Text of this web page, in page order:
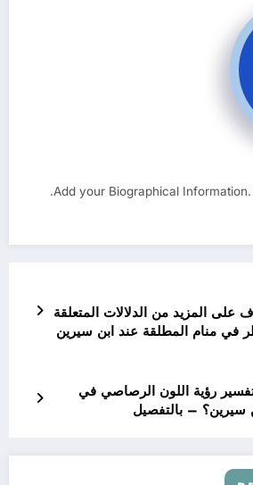
Add your Biographical Information.
المزيد من الدلالات المتعلقة
في منام المطلقة عند ابن سيرين
رؤية اللون الرصاصي في
سيرين؟ – بالتفصيل